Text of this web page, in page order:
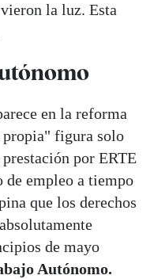
la luz. Esta
en la reforma
figura solo
por ERTE
de empleo a tiempo
que los derechos
de mayo
Autónomo.